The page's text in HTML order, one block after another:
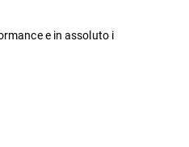
e in assoluto i